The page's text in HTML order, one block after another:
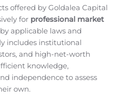
des activités :
T3-19)
T3-19 (-5,6%*) et
du Groupe
baisse par rapport au T2-
publié à 862 M EUR
part du Groupe sous-jacent
offered by Goldalea Capital
for professional market
applicable laws and
includes institutional
and high-net-worth
knowledge,
independence to assess
own.